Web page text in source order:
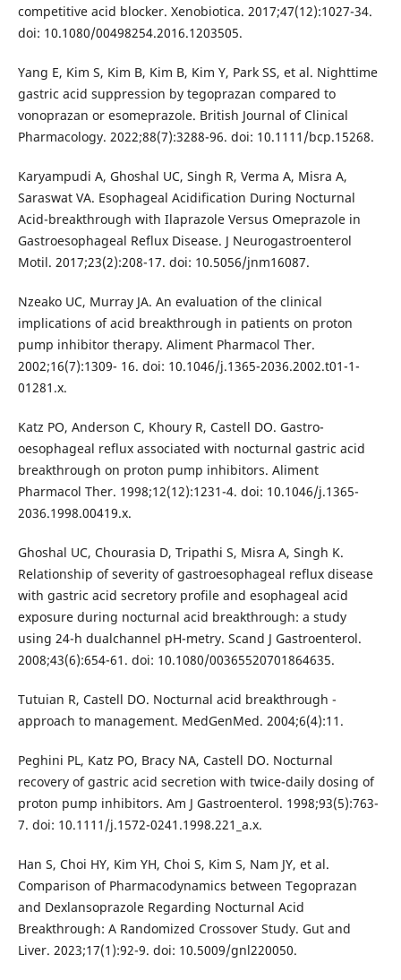
competitive acid blocker. Xenobiotica. 2017;47(12):1027-34.
doi: 10.1080/00498254.2016.1203505.
Yang E, Kim S, Kim B, Kim B, Kim Y, Park SS, et al. Nighttime
gastric acid suppression by tegoprazan compared to
vonoprazan or esomeprazole. British Journal of Clinical
Pharmacology. 2022;88(7):3288-96. doi: 10.1111/bcp.15268.
Karyampudi A, Ghoshal UC, Singh R, Verma A, Misra A,
Saraswat VA. Esophageal Acidification During Nocturnal
Acid-breakthrough with Ilaprazole Versus Omeprazole in
Gastroesophageal Reflux Disease. J Neurogastroenterol
Motil. 2017;23(2):208-17. doi: 10.5056/jnm16087.
Nzeako UC, Murray JA. An evaluation of the clinical
implications of acid breakthrough in patients on proton
pump inhibitor therapy. Aliment Pharmacol Ther.
2002;16(7):1309- 16. doi: 10.1046/j.1365-2036.2002.t01-1-
01281.x.
Katz PO, Anderson C, Khoury R, Castell DO. Gastro-
oesophageal reflux associated with nocturnal gastric acid
breakthrough on proton pump inhibitors. Aliment
Pharmacol Ther. 1998;12(12):1231-4. doi: 10.1046/j.1365-
2036.1998.00419.x.
Ghoshal UC, Chourasia D, Tripathi S, Misra A, Singh K.
Relationship of severity of gastroesophageal reflux disease
with gastric acid secretory profile and esophageal acid
exposure during nocturnal acid breakthrough: a study
using 24-h dualchannel pH-metry. Scand J Gastroenterol.
2008;43(6):654-61. doi: 10.1080/00365520701864635.
Tutuian R, Castell DO. Nocturnal acid breakthrough -
approach to management. MedGenMed. 2004;6(4):11.
Peghini PL, Katz PO, Bracy NA, Castell DO. Nocturnal
recovery of gastric acid secretion with twice-daily dosing of
proton pump inhibitors. Am J Gastroenterol. 1998;93(5):763-
7. doi: 10.1111/j.1572-0241.1998.221_a.x.
Han S, Choi HY, Kim YH, Choi S, Kim S, Nam JY, et al.
Comparison of Pharmacodynamics between Tegoprazan
and Dexlansoprazole Regarding Nocturnal Acid
Breakthrough: A Randomized Crossover Study. Gut and
Liver. 2023;17(1):92-9. doi: 10.5009/gnl220050.